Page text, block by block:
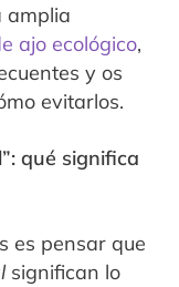
amplia
ajo ecológico,
y os
evitarlos.
qué significa
es pensar que
significan lo